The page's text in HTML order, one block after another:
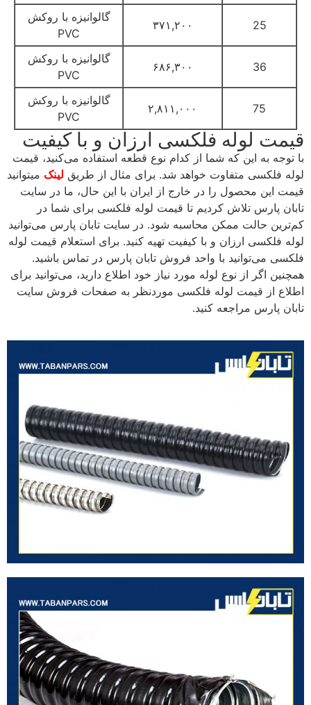
25 ۳۷۱,۲۰۰
گالوانیزه با روکش
PVC
36 ۶۸۶,۳۰۰
گالوانیزه با روکش
PVC
75 ۲,۸۱۱,۰۰۰
گالوانیزه با روکش
PVC
قیمت لوله فلکسی ارزان و با کیفیت
با توجه به این که شما از کدام نوع قطعه استفاده می‌کنید، قیمت
لوله فلکسی متفاوت خواهد شد. برای مثال از طریق لینک میتوانید
قیمت این محصول را در خارج از ایران با این حال، ما در سایت
تابان پارس تلاش کردیم تا قیمت لوله فلکسی برای شما در
کم‌ترین حالت ممکن محاسبه شود. در سایت تابان پارس می‌توانید
لوله فلکسی ارزان و با کیفیت تهیه کنید. برای استعلام قیمت لوله
فلکسی می‌توانید با واحد فروش تابان پارس در تماس باشید.
همچنین اگر از نوع لوله مورد نیاز خود اطلاع دارید، می‌توانید برای
اطلاع از قیمت لوله فلکسی موردنظر به صفحات فروش سایت
تابان پارس مراجعه کنید.